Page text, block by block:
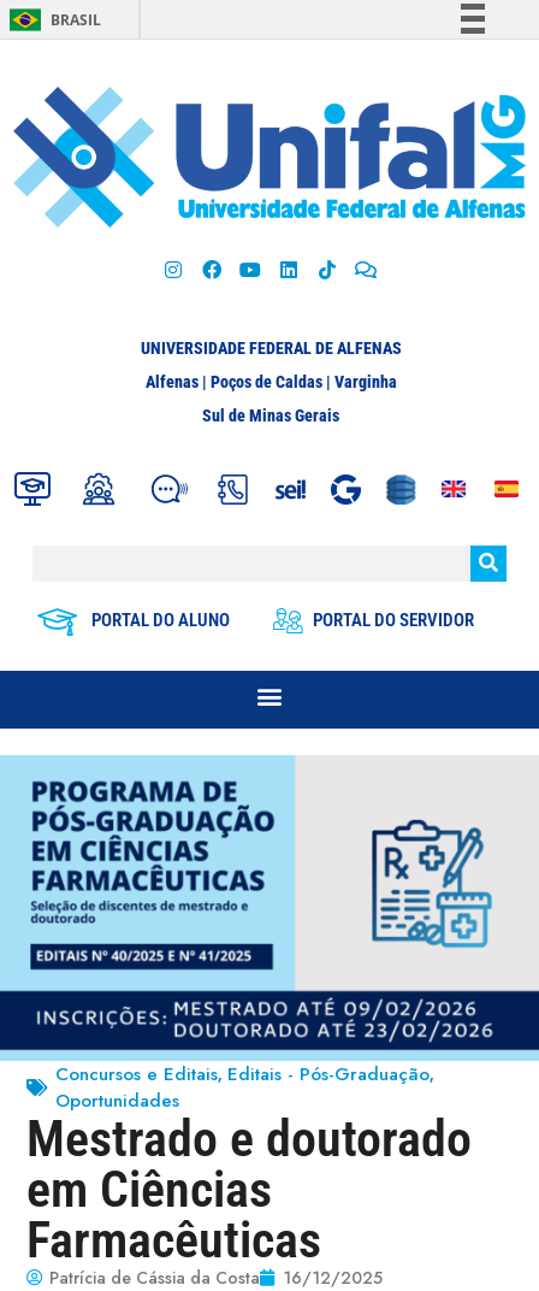
BRASIL
Participe
Acesso à informação
Legislação
UNIVERSIDADE FEDERAL DE ALFENAS
Alfenas | Poços de Caldas | Varginha
Sul de Minas Gerais
PORTAL DO ALUNO PORTAL DO SERVIDOR
Concursos e Editais, Editais - Pós-Graduação,
Oportunidades
Mestrado e doutorado
em Ciências
Farmacêuticas
Patrícia de Cássia da Costa 16/12/2025